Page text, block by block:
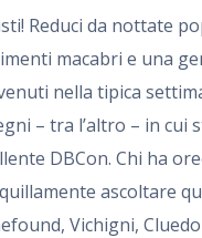
Reduci da nottate
macabri e una
nella tipica
– tra l’altro – in cui
DBCon. Chi ha
ascoltare
Vichigni,